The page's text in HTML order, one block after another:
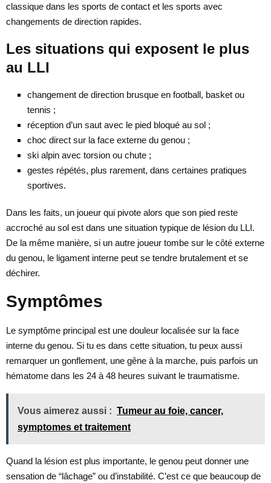
classique dans les sports de contact et les sports avec
changements de direction rapides.
Les situations qui exposent le plus
au LLI
changement de direction brusque en football, basket ou
tennis ;
réception d’un saut avec le pied bloqué au sol ;
choc direct sur la face externe du genou ;
ski alpin avec torsion ou chute ;
gestes répétés, plus rarement, dans certaines pratiques
sportives.
Dans les faits, un joueur qui pivote alors que son pied reste
accroché au sol est dans une situation typique de lésion du LLI.
De la même manière, si un autre joueur tombe sur le côté externe
du genou, le ligament interne peut se tendre brutalement et se
déchirer.
Symptômes
Le symptôme principal est une douleur localisée sur la face
interne du genou. Si tu es dans cette situation, tu peux aussi
remarquer un gonflement, une gêne à la marche, puis parfois un
hématome dans les 24 à 48 heures suivant le traumatisme.
Vous aimerez aussi : Tumeur au foie, cancer,
symptomes et traitement
Quand la lésion est plus importante, le genou peut donner une
sensation de “lâchage” ou d’instabilité. C’est ce que beaucoup de